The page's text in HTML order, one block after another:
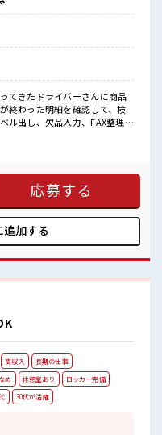
喫！
てきたドライバーさんに商品
終わった明細を確認して、検
ル出し、欠品入力、FAX整理・
ともありますが、 残業はほと
週末は家族や友人と一緒にプ
を目指せる≫ 高時給だらけの
！ 持ち物が多いあなたにもぴ
業はほとんどなし！ プライベ
応募する
追加する
高収入
長期の仕事
め 休憩室あり
ロッカー完備
30代が活躍